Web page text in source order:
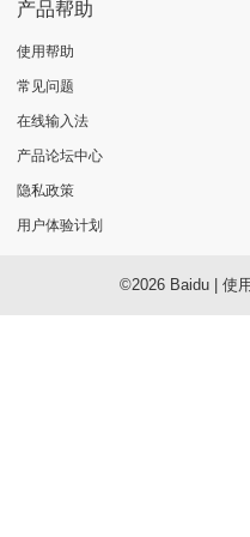
产品帮助
使用帮助
常见问题
在线输入法
产品论坛中心
隐私政策
用户体验计划
©2026 Baidu| 使